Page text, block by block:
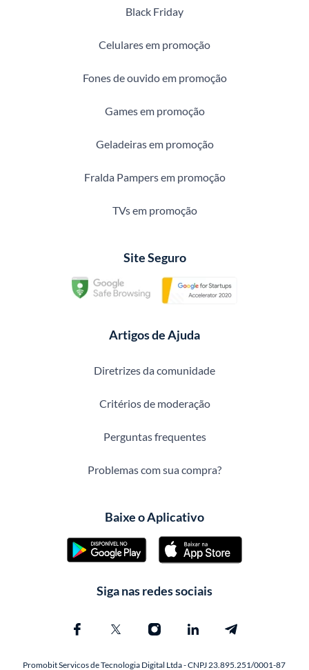
Black Friday
Celulares em promoção
Fones de ouvido em promoção
Games em promoção
Geladeiras em promoção
Fralda Pampers em promoção
TVs em promoção
Site Seguro
Artigos de Ajuda
Diretrizes da comunidade
Critérios de moderação
Perguntas frequentes
Problemas com sua compra?
Baixe o Aplicativo
Siga nas redes sociais
Promobit Servicos de Tecnologia Digital Ltda - CNPJ 23.895.251/0001-87